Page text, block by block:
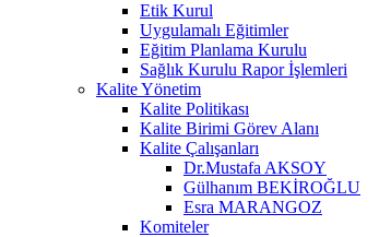
Etik Kurul
Uygulamalı Eğitimler
Eğitim Planlama Kurulu
Sağlık Kurulu Rapor İşlemleri
Kalite Yönetim
Kalite Politikası
Kalite Birimi Görev Alanı
Kalite Çalışanları
Dr.Mustafa AKSOY
Gülhanım BEKİROĞLU
Esra MARANGOZ
Komiteler